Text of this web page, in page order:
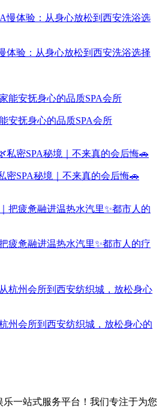
体验：从身心放松到西安洗浴选择
安抚身心的品质SPA会所
密SPA秘境｜不来真的会后悔🚗
疲惫融进温热水汽里✨都市人的疗
州会所到西安纺织城，放松身心的
一站式服务平台！我们专注于为您